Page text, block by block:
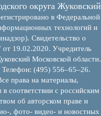
и актуализация перечней
имущества
малого и
округа Жуковский
в Федеральной
технологий и
Свидетельство о
19.02.2020. Учредитель
Московской области.
(495) 556–65–26.
права на материалы,
соответствии с российским
об авторском праве и
, фото- видео- и новостных